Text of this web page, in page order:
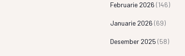
Februarie 2026 (146)
Januarie 2026 (69)
Desember 2025 (58)